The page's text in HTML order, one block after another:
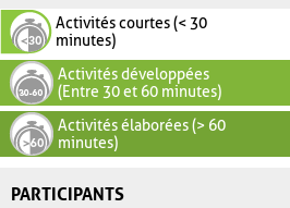
Activités courtes (< 30
minutes)
Activités développées
(Entre 30 et 60 minutes)
Activités élaborées (> 60
minutes)
PARTICIPANTS